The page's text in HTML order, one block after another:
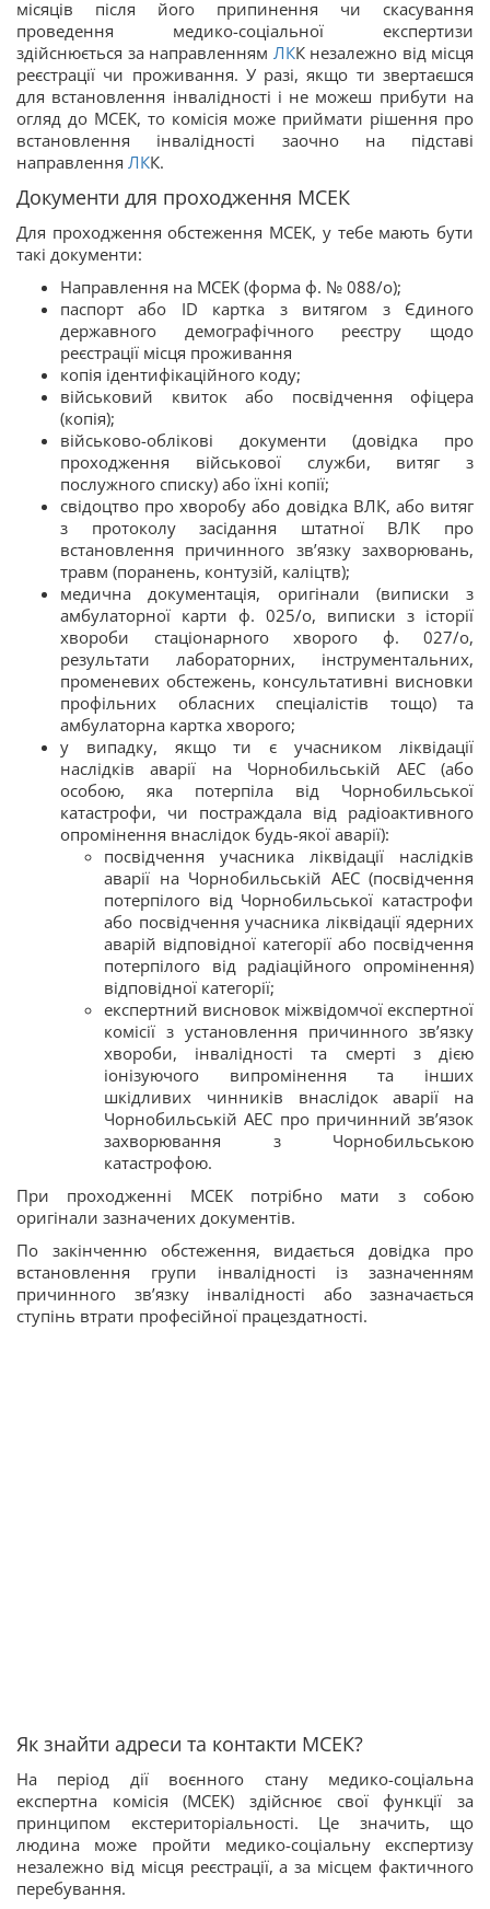
місяців після його припинення чи скасування
проведення медико-соціальної експертизи
здійснюється за направленням ЛКК незалежно від місця
реєстрації чи проживання. У разі, якщо ти звертаєшся
для встановлення інвалідності і не можеш прибути на
огляд до МСЕК, то комісія може приймати рішення про
встановлення інвалідності заочно на підставі
направлення ЛКК.
Документи для проходження МСЕК
Для проходження обстеження МСЕК, у тебе мають бути
такі документи:
Направлення на МСЕК (форма ф. № 088/о);
паспорт або ID картка з витягом з Єдиного
державного демографічного реєстру щодо
реєстрації місця проживання
копія ідентифікаційного коду;
військовий квиток або посвідчення офіцера
(копія);
військово-облікові документи (довідка про
проходження військової служби, витяг з
послужного списку) або їхні копії;
свідоцтво про хворобу або довідка ВЛК, або витяг
з протоколу засідання штатної ВЛК про
встановлення причинного зв’язку захворювань,
травм (поранень, контузій, каліцтв);
медична документація, оригінали (виписки з
амбулаторної карти ф. 025/о, виписки з історії
хвороби стаціонарного хворого ф. 027/о,
результати лабораторних, інструментальних,
променевих обстежень, консультативні висновки
профільних обласних спеціалістів тощо) та
амбулаторна картка хворого;
у випадку, якщо ти є учасником ліквідації
наслідків аварії на Чорнобильській АЕС (або
особою, яка потерпіла від Чорнобильської
катастрофи, чи постраждала від радіоактивного
опромінення внаслідок будь-якої аварії):
посвідчення учасника ліквідації наслідків
аварії на Чорнобильській АЕС (посвідчення
потерпілого від Чорнобильської катастрофи
або посвідчення учасника ліквідації ядерних
аварій відповідної категорії або посвідчення
потерпілого від радіаційного опромінення)
відповідної категорії;
експертний висновок міжвідомчої експертної
комісії з установлення причинного зв’язку
хвороби, інвалідності та смерті з дією
іонізуючого випромінення та інших
шкідливих чинників внаслідок аварії на
Чорнобильській АЕС про причинний зв’язок
захворювання з Чорнобильською
катастрофою.
При проходженні МСЕК потрібно мати з собою
оригінали зазначених документів.
По закінченню обстеження, видається довідка про
встановлення групи інвалідності із зазначенням
причинного зв’язку інвалідності або зазначається
ступінь втрати професійної працездатності.
Як знайти адреси та контакти МСЕК?
На період дії воєнного стану медико-соціальна
експертна комісія (МСЕК) здійснює свої функції за
принципом екстериторіальності. Це значить, що
людина може пройти медико-соціальну експертизу
незалежно від місця реєстрації, а за місцем фактичного
перебування.